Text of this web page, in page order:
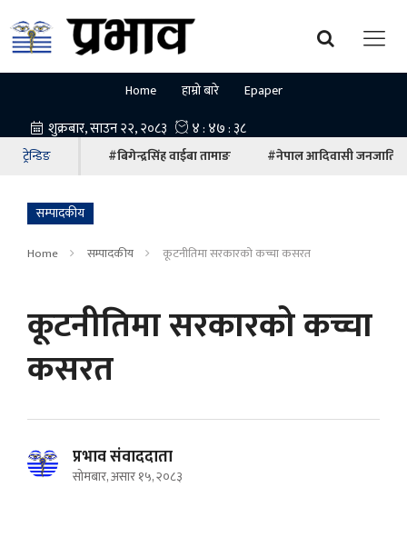
Home हाम्रो बारे Epaper
ट्रेन्डिङ #बिगेन्द्रसिंह वाईबा तामाङ #नेपाल आदिवासी जनजाति
सम्पादकीय
Home सम्पादकीय कूटनीतिमा सरकारको कच्चा कसरत
कूटनीतिमा सरकारको कच्चा
कसरत
प्रभाव संवाददाता
सोमबार, असार १५, २०८३